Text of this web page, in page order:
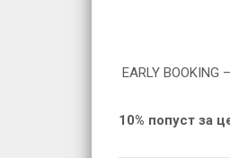
EARLY BOOKING
10% попуст за